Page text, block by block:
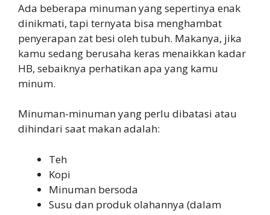
Ada beberapa minuman yang sepertinya enak
dinikmati, tapi ternyata bisa menghambat
penyerapan zat besi oleh tubuh. Makanya, jika
kamu sedang berusaha keras menaikkan kadar
HB, sebaiknya perhatikan apa yang kamu
minum.
Minuman-minuman yang perlu dibatasi atau
dihindari saat makan adalah:
Teh
Kopi
Minuman bersoda
Susu dan produk olahannya (dalam